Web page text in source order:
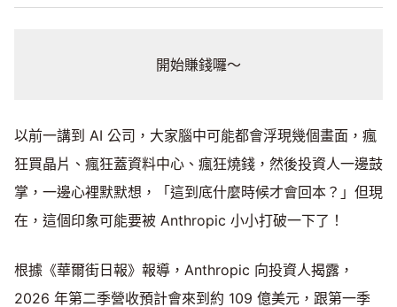
開始賺錢囉～
以前一講到 AI 公司，大家腦中可能都會浮現幾個畫面，瘋
狂買晶片、瘋狂蓋資料中心、瘋狂燒錢，然後投資人一邊鼓
掌，一邊心裡默默想，「這到底什麼時候才會回本？」但現
在，這個印象可能要被 Anthropic 小小打破一下了！
根據《華爾街日報》報導，Anthropic 向投資人揭露，
2026 年第二季營收預計會來到約 109 億美元，跟第一季